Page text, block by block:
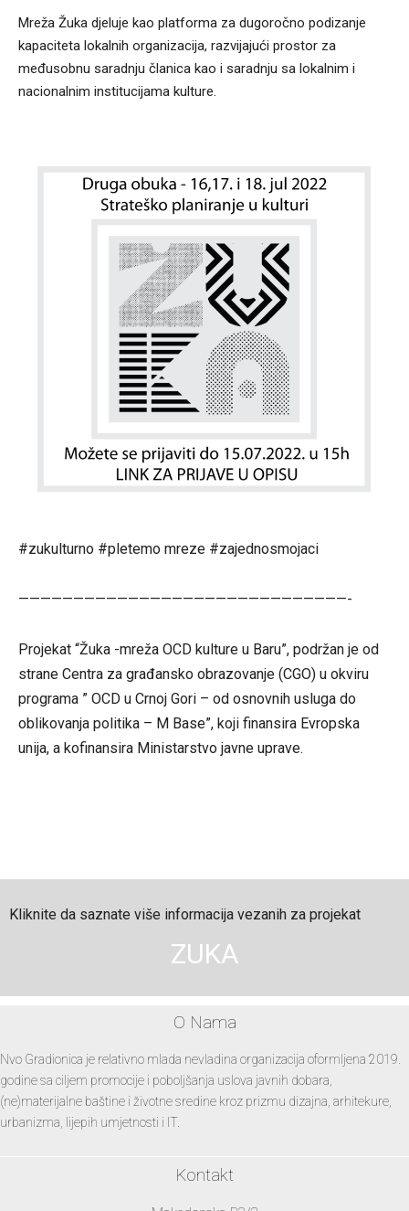
Mreža Žuka djeluje kao platforma za dugoročno podizanje
kapaciteta lokalnih organizacija, razvijajući prostor za
međusobnu saradnju članica kao i saradnju sa lokalnim i
nacionalnim institucijama kulture.
#zukulturno #pletemo mreze #zajednosmojaci
——————————————————————————————-
Projekat “Žuka -mreža OCD kulture u Baru”, podržan je od
strane Centra za građansko obrazovanje (CGO) u okviru
programa ” OCD u Crnoj Gori – od osnovnih usluga do
oblikovanja politika – M Base”, koji finansira Evropska
unija, a kofinansira Ministarstvo javne uprave.
Kliknite da saznate više informacija vezanih za projekat
ZUKA
O Nama
Nvo Gradionica je relativno mlada nevladina organizacija oformljena 2019.
godine sa ciljem promocije i poboljšanja uslova javnih dobara,
(ne)materijalne baštine i životne sredine kroz prizmu dizajna, arhitekure,
urbanizma, lijepih umjetnosti i IT.
Kontakt